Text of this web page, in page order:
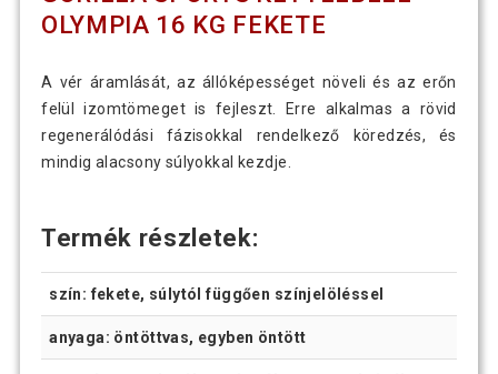
OLYMPIA 16 KG FEKETE
A vér áramlását, az állóképességet növeli és az erőn
felül izomtömeget is fejleszt. Erre alkalmas a rövid
regenerálódási fázisokkal rendelkező köredzés, és
mindig alacsony súlyokkal kezdje.
Termék részletek:
szín: fekete, súlytól függően színjelöléssel
anyaga: öntöttvas, egyben öntött